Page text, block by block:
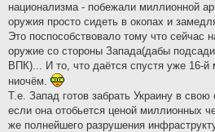
национализма - побежали миллионной
оружия просто сидеть в окопах и
Это поспособствовало тому что сейчас
оружие со стороны Запада(дабы
ВПК)... И то, что даётся спустя уже 16-й
ниочём.
Т.е. Запад готов забрать Украину в
если она отобьется ценой миллионных
же полнейшего разрушения